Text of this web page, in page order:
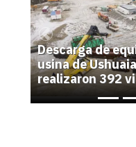
Descarga de
usina de
realizaron 392
Previous